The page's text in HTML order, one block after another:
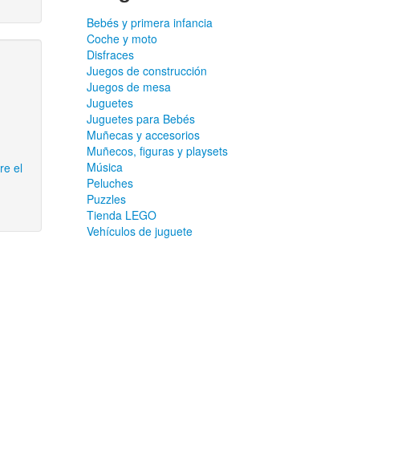
el
Bebés y primera infancia
Coche y moto
Disfraces
Juegos de construcción
Juegos de mesa
Juguetes
Juguetes para Bebés
Muñecas y accesorios
Muñecos, figuras y playsets
Música
Peluches
Puzzles
Tienda LEGO
Vehículos de juguete